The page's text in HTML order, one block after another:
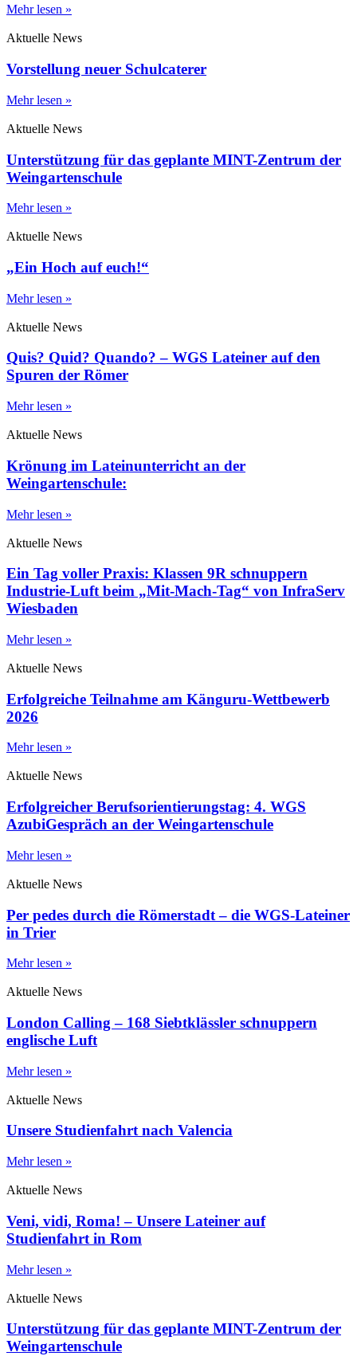
Mehr lesen »
Aktuelle News
Vorstellung neuer Schulcaterer
Mehr lesen »
Aktuelle News
Unterstützung für das geplante MINT-Zentrum der
Weingartenschule
Mehr lesen »
Aktuelle News
„Ein Hoch auf euch!“
Mehr lesen »
Aktuelle News
Quis? Quid? Quando? – WGS Lateiner auf den
Spuren der Römer
Mehr lesen »
Aktuelle News
Krönung im Lateinunterricht an der
Weingartenschule:
Mehr lesen »
Aktuelle News
Ein Tag voller Praxis: Klassen 9R schnuppern
Industrie-Luft beim „Mit-Mach-Tag“ von InfraServ
Wiesbaden
Mehr lesen »
Aktuelle News
Erfolgreiche Teilnahme am Känguru-Wettbewerb
2026
Mehr lesen »
Aktuelle News
Erfolgreicher Berufsorientierungstag: 4. WGS
AzubiGespräch an der Weingartenschule
Mehr lesen »
Aktuelle News
Per pedes durch die Römerstadt – die WGS-Lateiner
in Trier
Mehr lesen »
Aktuelle News
London Calling – 168 Siebtklässler schnuppern
englische Luft
Mehr lesen »
Aktuelle News
Unsere Studienfahrt nach Valencia
Mehr lesen »
Aktuelle News
Veni, vidi, Roma! – Unsere Lateiner auf
Studienfahrt in Rom
Mehr lesen »
Aktuelle News
Unterstützung für das geplante MINT-Zentrum der
Weingartenschule